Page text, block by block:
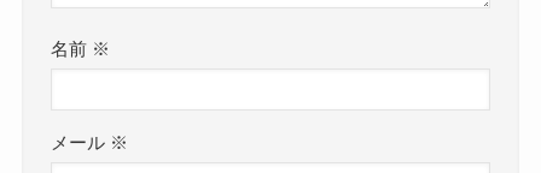
名前 ※
メール ※